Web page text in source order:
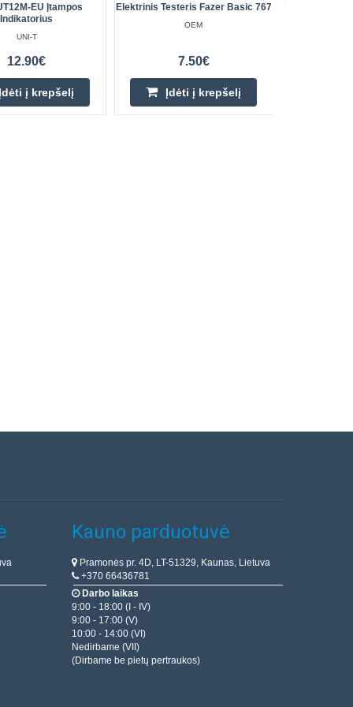
EU Įtampos
Indikatorius
UNI-T
12.90€
į krepšelį
Elektrinis Testeris Fazer Basic 767
OEM
7.50€
Įdėti į krepšelį
Kauno parduotuvė
Pramonės pr. 4D, LT-51329, Kaunas, Lietuva
+370 66436781
Darbo laikas
9:00 - 18:00 (I - IV)
9:00 - 17:00 (V)
10:00 - 14:00 (VI)
Nedirbame (VII)
(Dirbame be pietų pertraukos)